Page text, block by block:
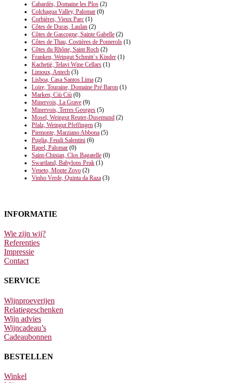
Cabardès, Domaine les Plos (2)
Colchagua Valley, Palomar (0)
Corbières, Vieux Parc (1)
Côtes de Duras, Laulan (2)
Côtes de Gascogne, Sainte Gabelle (2)
Côtes de Thau, Costières de Pomerols (1)
Côtes du Rhône, Saint Roch (2)
Franken, Weingut Schmitt`s Kinder (1)
Kachetië, Telavi Wine Cellars (1)
Limoux, Antech (3)
Lisboa, Casa Santos Lima (2)
Loire, Touraine, Domaine Pré Baron (1)
Marken, Ciù Ciù (0)
Minervois, La Grave (9)
Minervois, Terres Georges (5)
Mosel, Weingut Reuter-Dusemund (2)
Pfalz, Weingut Pfeffingen (3)
Piemonte, Marziano Abbona (5)
Puglia, Feudi Salentini (6)
Rapel, Palomar (0)
Saint-Chinian, Clos Bagatelle (0)
Swartland, Babylons Peak (1)
Veneto, Monte Zovo (2)
Vinho Verde, Quinta da Raza (3)
INFORMATIE
Wie zijn wij?
Referenties
Impressie
Contact
SERVICE
Wijnproeverijen
Relatiegeschenken
Wijn advies
Wijncadeau’s
Cadeaubonnen
BESTELLEN
Winkel